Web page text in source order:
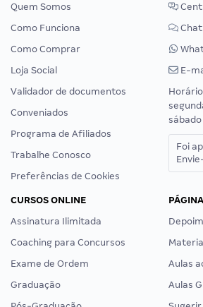
Quem Somos
Como Funciona
Como Comprar
Loja Social
Validador de documentos
Conveniados
Programa de Afiliados
Trabalhe Conosco
Preferências de Cookies
Chat
E-
Foi
CURSOS ONLINE
Assinatura Ilimitada
Coaching para Concursos
Exame de Ordem
Graduação
Aulas
Aulas